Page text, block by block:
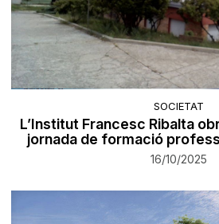
SOCIETAT
L’Institut Francesc Ribalta
jornada de formació
16/10/2025